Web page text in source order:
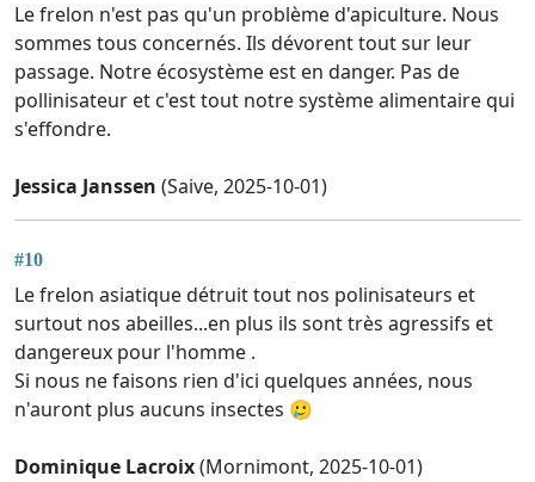
Le frelon n'est pas qu'un problème d'apiculture. Nous
sommes tous concernés. Ils dévorent tout sur leur
passage. Notre écosystème est en danger. Pas de
pollinisateur et c'est tout notre système alimentaire qui
s'effondre.
Jessica Janssen (Saive, 2025-10-01)
#10
Le frelon asiatique détruit tout nos polinisateurs et
surtout nos abeilles...en plus ils sont très agressifs et
dangereux pour l'homme .
Si nous ne faisons rien d'ici quelques années, nous
n'auront plus aucuns insectes 🥲
Dominique Lacroix(Mornimont, 2025-10-01)